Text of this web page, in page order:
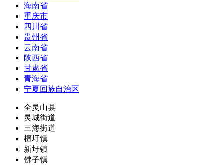
海南省
重庆市
四川省
贵州省
云南省
陕西省
甘肃省
青海省
宁夏回族自治区
全灵山县
灵城街道
三海街道
檀圩镇
新圩镇
佛子镇